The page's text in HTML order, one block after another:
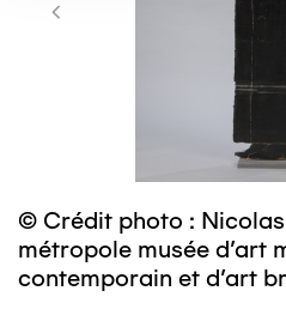
© Crédit photo :
métropole musée d’art
contemporain et d’art